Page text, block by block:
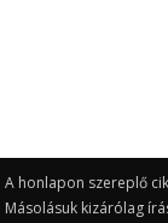
A honlapon szereplő
Másolásuk kizárólag